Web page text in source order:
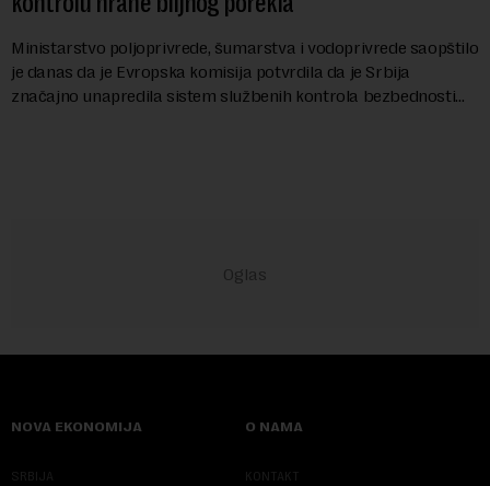
Ministarstvo poljoprivrede, šumarstva i vodoprivrede saopštilo
je danas da je Evropska komisija potvrdila da je Srbija
značajno unapredila sistem službenih kontrola bezbednosti
NOVA EKONOMIJA
SRBIJA
O NAMA
KONTAKT